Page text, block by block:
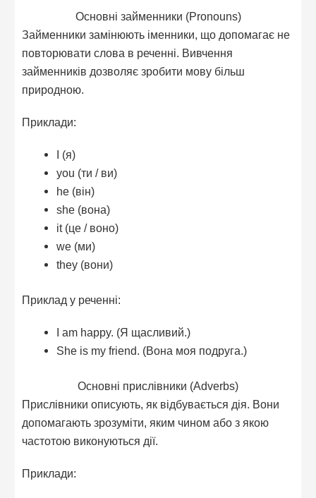
Основні займенники (Pronouns)
Займенники замінюють іменники, що допомагає не
повторювати слова в реченні. Вивчення
займенників дозволяє зробити мову більш
природною.
Приклади:
I (я)
you (ти / ви)
he (він)
she (вона)
it (це / воно)
we (ми)
they (вони)
Приклад у реченні:
I am happy. (Я щасливий.)
She is my friend. (Вона моя подруга.)
Основні прислівники (Adverbs)
Прислівники описують, як відбувається дія. Вони
допомагають зрозуміти, яким чином або з якою
частотою виконуються дії.
Приклади: